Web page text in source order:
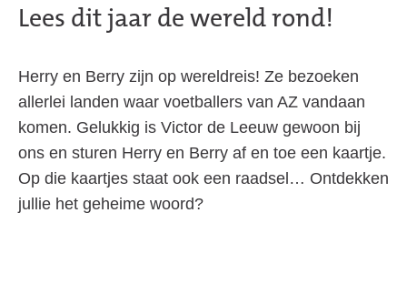
Lees dit jaar de wereld rond!
Herry en Berry zijn op wereldreis! Ze bezoeken
allerlei landen waar voetballers van AZ vandaan
komen. Gelukkig is Victor de Leeuw gewoon bij
ons en sturen Herry en Berry af en toe een kaartje.
Op die kaartjes staat ook een raadsel… Ontdekken
jullie het geheime woord?